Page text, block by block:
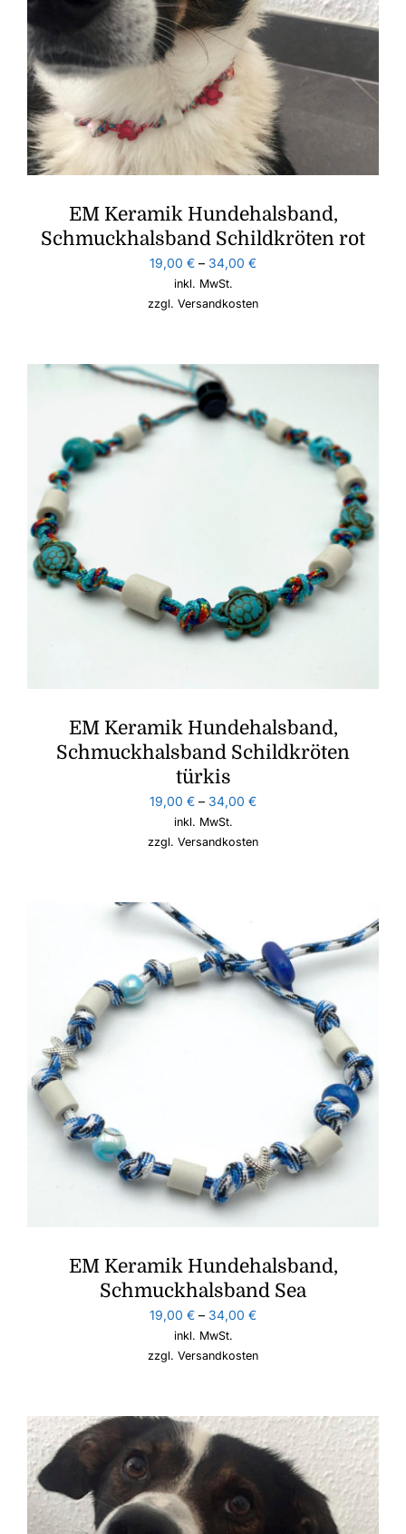
EM Keramik Hundehalsband,
Schmuckhalsband Schildkröten rot
19,00 € – 34,00 €
inkl. MwSt.
zzgl. Versandkosten
EM Keramik Hundehalsband,
Schmuckhalsband Schildkröten
türkis
19,00 € – 34,00 €
inkl. MwSt.
zzgl. Versandkosten
EM Keramik Hundehalsband,
Schmuckhalsband Sea
19,00 € – 34,00 €
inkl. MwSt.
zzgl. Versandkosten